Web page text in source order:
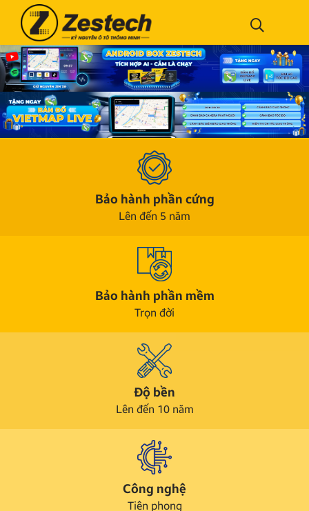
Bảo hành phần cứng
Lên đến 5 năm
Bảo hành phần mềm
Trọn đời
Độ bền
Lên đến 10 năm
Công nghệ
Tiên phong